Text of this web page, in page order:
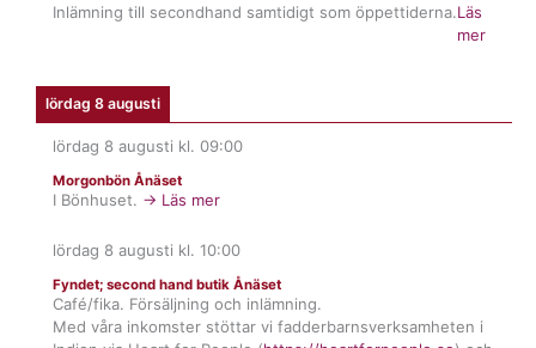
Inlämning till secondhand samtidigt som öppettiderna.Läs
mer
lördag 8 augusti
lördag 8 augusti kl. 09:00
Morgonbön Ånäset
I Bönhuset. → Läs mer
lördag 8 augusti kl. 10:00
Fyndet; second hand butik Ånäset
Café/fika. Försäljning och inlämning.
Med våra inkomster stöttar vi fadderbarnsverksamheten i